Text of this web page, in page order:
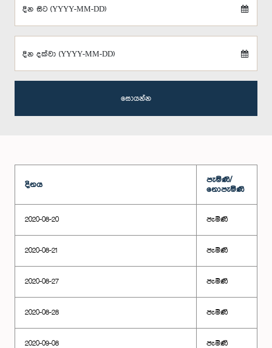
දින සිට (YYYY-MM-DD)
දින දක්වා (YYYY-MM-DD)
සොයන්න
දිනය
පැමිණි/
නොපැමිණි
2020-08-20 පැමිණි
2020-08-21 පැමිණි
2020-08-27 පැමිණි
2020-08-28 පැමිණි
2020-09-08 පැමිණි